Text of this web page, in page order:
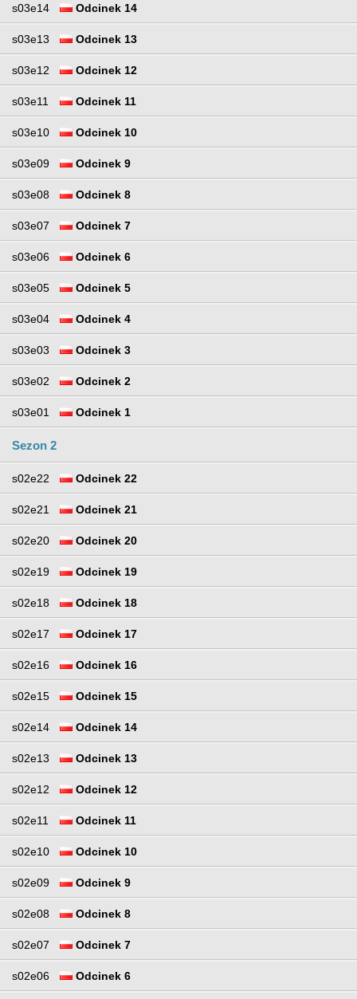
s03e14 Odcinek 14
s03e13 Odcinek 13
s03e12 Odcinek 12
s03e11 Odcinek 11
s03e10 Odcinek 10
s03e09 Odcinek 9
s03e08 Odcinek 8
s03e07 Odcinek 7
s03e06 Odcinek 6
s03e05 Odcinek 5
s03e04 Odcinek 4
s03e03 Odcinek 3
s03e02 Odcinek 2
s03e01 Odcinek 1
Sezon 2
s02e22 Odcinek 22
s02e21 Odcinek 21
s02e20 Odcinek 20
s02e19 Odcinek 19
s02e18 Odcinek 18
s02e17 Odcinek 17
s02e16 Odcinek 16
s02e15 Odcinek 15
s02e14 Odcinek 14
s02e13 Odcinek 13
s02e12 Odcinek 12
s02e11 Odcinek 11
s02e10 Odcinek 10
s02e09 Odcinek 9
s02e08 Odcinek 8
s02e07 Odcinek 7
s02e06 Odcinek 6